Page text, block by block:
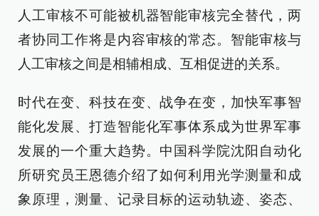
人工审核不可能被机器智能审核完全替代，两
者协同工作将是内容审核的常态。智能审核与
人工审核之间是相辅相成、互相促进的关系。
时代在变、科技在变、战争在变，加快军事智
能化发展、打造智能化军事体系成为世界军事
发展的一个重大趋势。中国科学院沈阳自动化
所研究员王恩德介绍了如何利用光学测量和成
象原理，测量、记录目标的运动轨迹、姿态、